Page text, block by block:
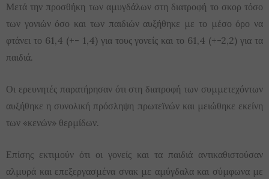
Μετά την προσθήκη των αμυγδάλων στη διατροφή το σκορ τόσο
των γονιών όσο και των παιδιών αυξήθηκε με το μέσο όρο να
φτάνει το 61,4 (+- 1,4) για τους γονείς και το 61,4 (+-2,2) για τα
παιδιά.
Οι ερευνητές παρατήρησαν ότι στη διατροφή των συμμετεχόντων
αυξήθηκε η συνολική πρόσληψη πρωτεϊνών και μειώθηκε εκείνη
των «κενών» θερμίδων.
Επίσης εκτιμούν ότι οι γονείς και τα παιδιά αντικαθιστούσαν
αλμυρά και επεξεργασμένα σνακ με αμύγδαλα και σύμφωνα με